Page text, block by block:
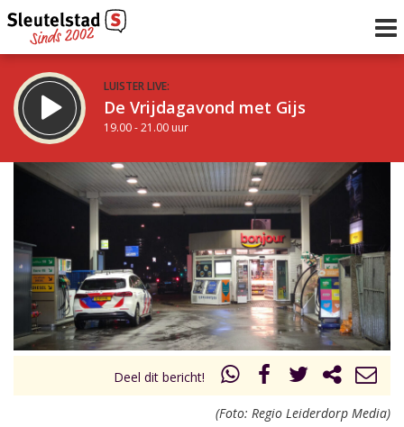
LUISTER LIVE:
De Vrijdagavond met Gijs
19.00 - 21.00 uur
STRAKS:
De avond van Sleutelstad
Volgend uur
Inklappen
Deel dit bericht!
(Foto: Regio Leiderdorp Media)